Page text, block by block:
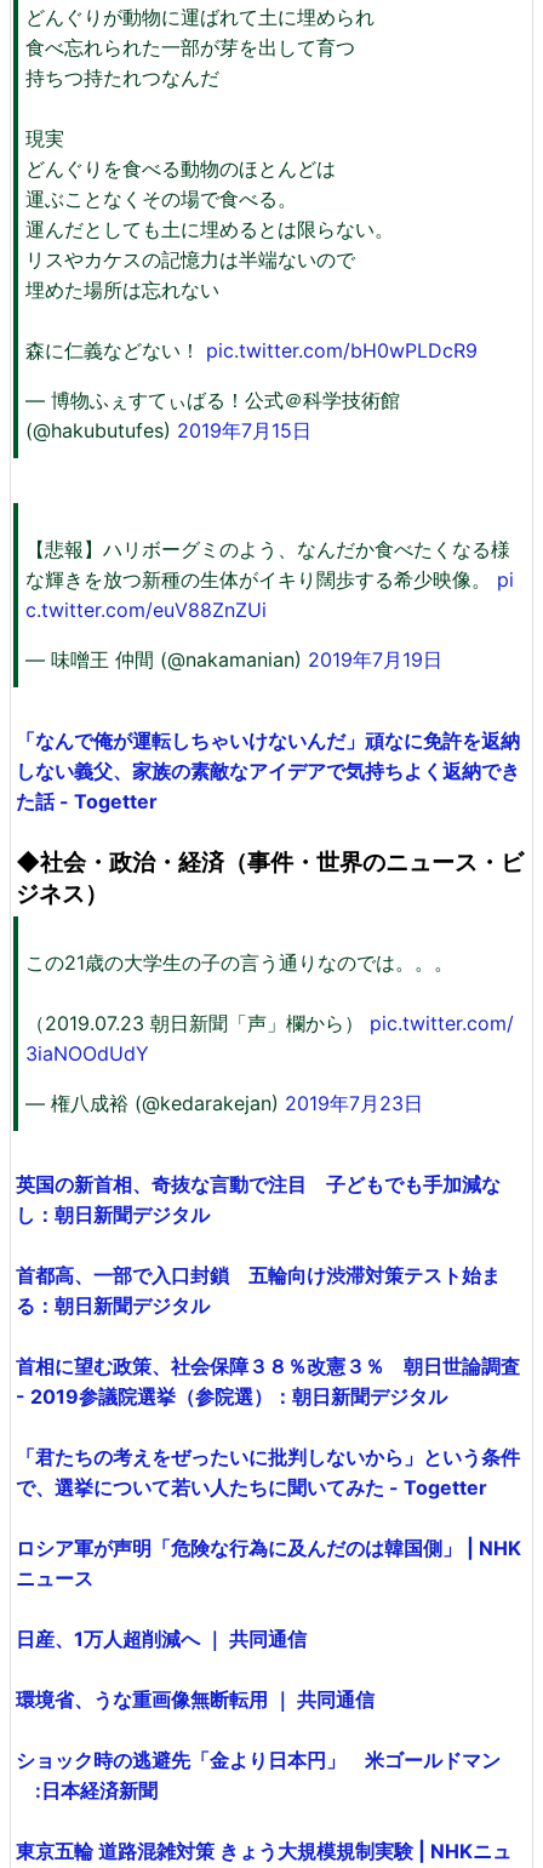
どんぐりが動物に運ばれて土に埋められ
食べ忘れられた一部が芽を出して育つ
持ちつ持たれつなんだ
現実
どんぐりを食べる動物のほとんどは
運ぶことなくその場で食べる。
運んだとしても土に埋めるとは限らない。
リスやカケスの記憶力は半端ないので
埋めた場所は忘れない
森に仁義などない！ pic.twitter.com/bH0wPLDcR9
— 博物ふぇすてぃばる！公式＠科学技術館
(@hakubutufes) 2019年7月15日
【悲報】ハリボーグミのよう、なんだか食べたくなる様
な輝きを放つ新種の生体がイキり闊歩する希少映像。 pi
c.twitter.com/euV88ZnZUi
— 味噌王 仲間 (@nakamanian) 2019年7月19日
「なんで俺が運転しちゃいけないんだ」頑なに免許を返納
しない義父、家族の素敵なアイデアで気持ちよく返納でき
た話 - Togetter
◆社会・政治・経済（事件・世界のニュース・ビ
ジネス）
この21歳の大学生の子の言う通りなのでは。。。
（2019.07.23 朝日新聞「声」欄から） pic.twitter.com/
3iaNOOdUdY
— 権八成裕 (@kedarakejan) 2019年7月23日
英国の新首相、奇抜な言動で注目 子どもでも手加減な
し：朝日新聞デジタル
首都高、一部で入口封鎖 五輪向け渋滞対策テスト始ま
る：朝日新聞デジタル
首相に望む政策、社会保障３８％改憲３％ 朝日世論調査
- 2019参議院選挙（参院選）：朝日新聞デジタル
「君たちの考えをぜったいに批判しないから」という条件
で、選挙について若い人たちに聞いてみた - Togetter
ロシア軍が声明「危険な行為に及んだのは韓国側」 | NHK
ニュース
日産、1万人超削減へ ｜ 共同通信
環境省、うな重画像無断転用 ｜ 共同通信
ショック時の逃避先「金より日本円」 米ゴールドマン
:日本経済新聞
東京五輪 道路混雑対策 きょう大規模規制実験 | NHKニュ